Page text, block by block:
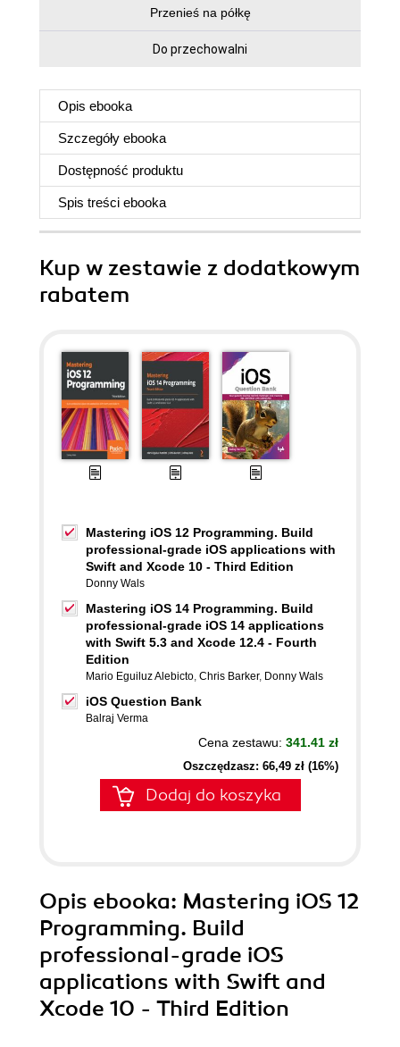
Przenieś na półkę
Do przechowalni
Opis ebooka
Szczegóły ebooka
Dostępność produktu
Spis treści ebooka
Kup w zestawie z dodatkowym
rabatem
Mastering iOS 12 Programming. Build
professional-grade iOS applications with
Swift and Xcode 10 - Third Edition
Donny Wals
Mastering iOS 14 Programming. Build
professional-grade iOS 14 applications
with Swift 5.3 and Xcode 12.4 - Fourth
Edition
Mario Eguiluz Alebicto, Chris Barker, Donny Wals
iOS Question Bank
Balraj Verma
Cena zestawu: 341.41 zł
Oszczędzasz: 66,49 zł (16%)
Dodaj do koszyka
Opis ebooka: Mastering iOS 12
Programming. Build
professional-grade iOS
applications with Swift and
Xcode 10 - Third Edition